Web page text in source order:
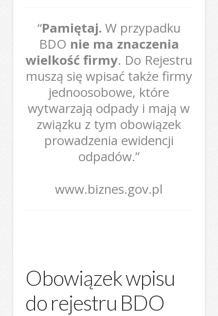
“Pamiętaj. W przypadku
BDO nie ma znaczenia
wielkość firmy. Do Rejestru
muszą się wpisać także firmy
jednoosobowe, które
wytwarzają odpady i mają w
związku z tym obowiązek
prowadzenia ewidencji
odpadów.”
www.biznes.gov.pl
Obowiązek wpisu
do rejestru BDO